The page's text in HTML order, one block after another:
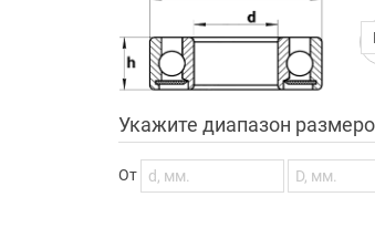
Укажите диапазон
От